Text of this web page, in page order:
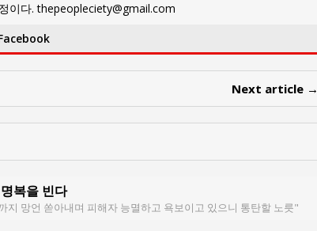
이다. thepeopleciety@gmail.com
Next article →
복을 빈다
지 망언 쏟아내며 피해자 능멸하고 욕보이고 있으니 통탄할 노릇"